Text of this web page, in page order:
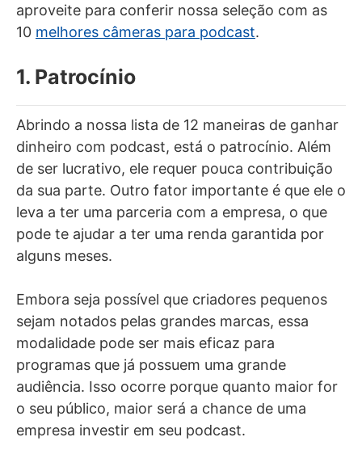
aproveite para conferir nossa seleção com as
10 melhores câmeras para podcast.
1. Patrocínio
Abrindo a nossa lista de 12 maneiras de ganhar
dinheiro com podcast, está o patrocínio. Além
de ser lucrativo, ele requer pouca contribuição
da sua parte. Outro fator importante é que ele o
leva a ter uma parceria com a empresa, o que
pode te ajudar a ter uma renda garantida por
alguns meses.
Embora seja possível que criadores pequenos
sejam notados pelas grandes marcas, essa
modalidade pode ser mais eficaz para
programas que já possuem uma grande
audiência. Isso ocorre porque quanto maior for
o seu público, maior será a chance de uma
empresa investir em seu podcast.